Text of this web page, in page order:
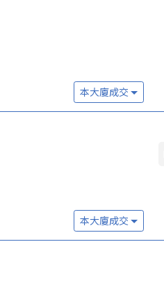
本大廈成交
本大廈成交